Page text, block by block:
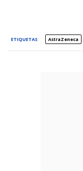
ETIQUETAS AstraZeneca